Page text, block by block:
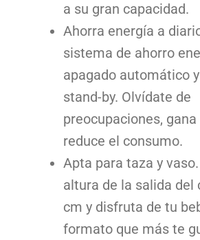
a su gran capacidad.
Ahorra energía a
sistema de ahorro
apagado automático
stand-by. Olvídate de
preocupaciones,
reduce el consumo.
Apta para taza y
altura de la salida del
cm y disfruta de tu
formato que más te